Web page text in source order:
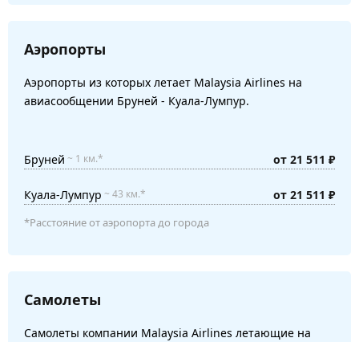
Аэропорты
Аэропорты из которых летает Malaysia Airlines на
авиасообщении Бруней - Куала-Лумпур.
Бруней ~ 1 км.* от 21 511 ₽
Куала-Лумпур ~ 43 км.* от 21 511 ₽
*Расстояние от аэропорта до города
Самолеты
Самолеты компании Malaysia Airlines летающие на